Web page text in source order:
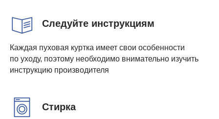
Следуйте инструкциям
Каждая пуховая куртка имеет свои особенности
по уходу, поэтому необходимо внимательно изучить
инструкцию производителя
Стирка